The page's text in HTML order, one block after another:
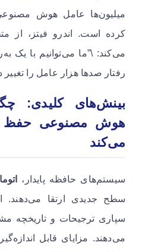
میلیون‌ها عامل هوش
کرده است. اندرو فیتز، از
می‌کند: \”ما می‌توانیم با یک
رفتار صدها هزار عامل را تغییر
بینش‌های کلیدی:
هوش مصنوعی حفظ
می‌کند
سیستم‌های حافظه پایدار،
سطح جدیدی ارتقا می‌دهند.
سپاری ترجیحات و تاریخچه
می‌دهند. مزایای قابل